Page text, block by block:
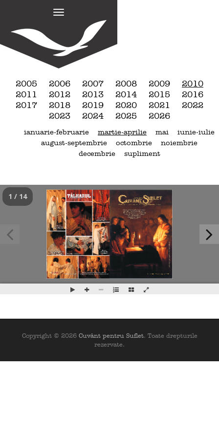
n
k
t
o
c
o
n
t
e
t
2005 2006 2007 2008 2009
2010
2011
2012 2013 2014 2015
2016
2017
2018 2019 2020 2021
2022
2023
2024 2025 2026
ianuarie-februarie martie-aprilie mai
iunie-iulie
august-septembrie
octombrie
noiembrie
decembrie
supliment
1 / 14
Copyright © 2026 Cuvânt pentru Suflet. Toate drepturile
rezervate.